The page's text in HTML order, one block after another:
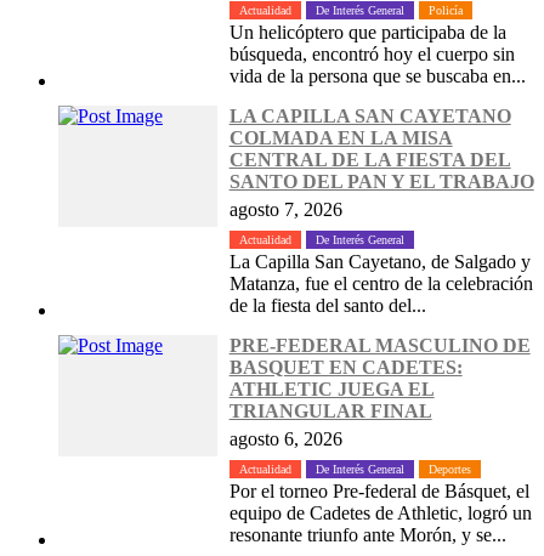
Actualidad De Interés General Policía
Un helicóptero que participaba de la
búsqueda, encontró hoy el cuerpo sin
vida de la persona que se buscaba en...
LA CAPILLA SAN CAYETANO
COLMADA EN LA MISA
CENTRAL DE LA FIESTA DEL
SANTO DEL PAN Y EL TRABAJO
agosto 7, 2026
Actualidad De Interés General
La Capilla San Cayetano, de Salgado y
Matanza, fue el centro de la celebración
de la fiesta del santo del...
PRE-FEDERAL MASCULINO DE
BASQUET EN CADETES:
ATHLETIC JUEGA EL
TRIANGULAR FINAL
agosto 6, 2026
Actualidad De Interés General Deportes
Por el torneo Pre-federal de Básquet, el
equipo de Cadetes de Athletic, logró un
resonante triunfo ante Morón, y se...